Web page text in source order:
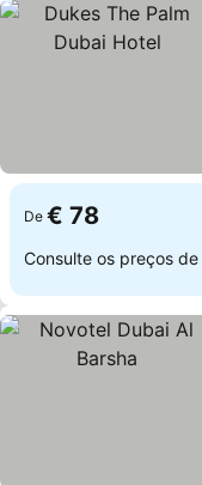
De € 78
Consulte os preços de